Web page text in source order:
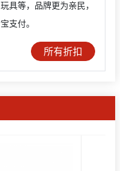
具等，品牌更为亲民，
支付。
所有折扣